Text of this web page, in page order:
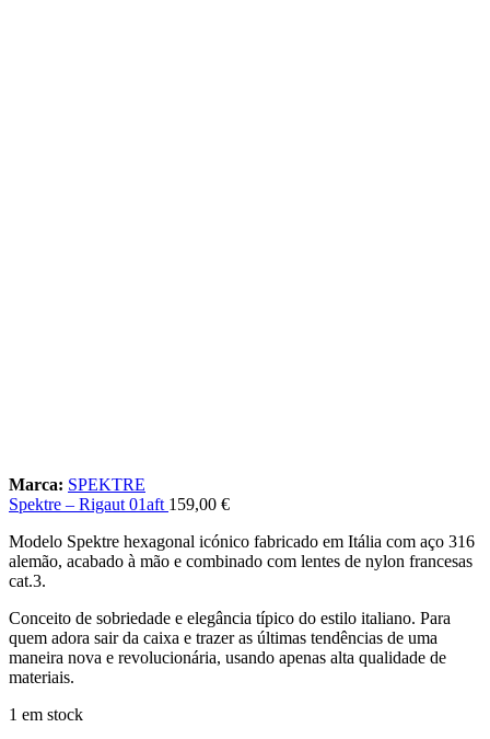
Marca: SPEKTRE
Spektre – Rigaut 01aft 159,00 €
Modelo Spektre hexagonal icónico fabricado em Itália com aço 316
alemão, acabado à mão e combinado com lentes de nylon francesas
cat.3.
Conceito de sobriedade e elegância típico do estilo italiano. Para
quem adora sair da caixa e trazer as últimas tendências de uma
maneira nova e revolucionária, usando apenas alta qualidade de
materiais.
1 em stock